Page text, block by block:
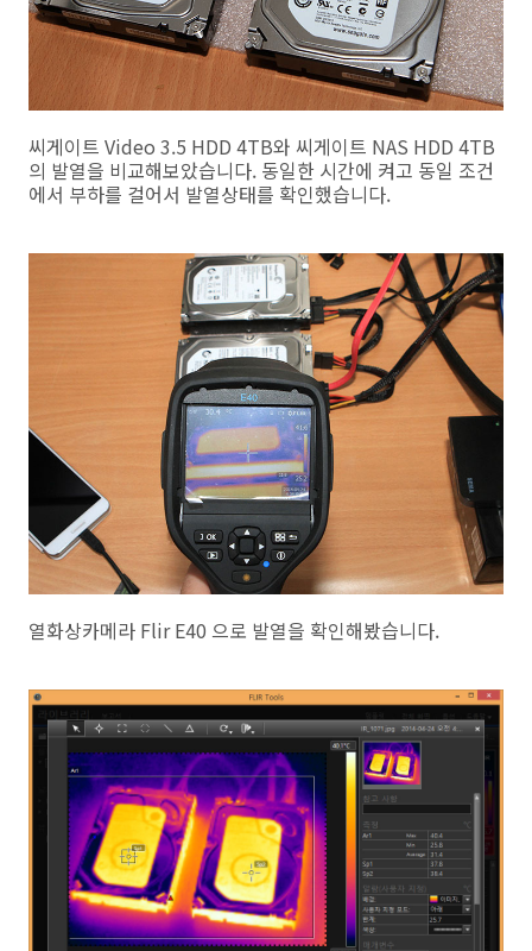
씨게이트 Video 3.5 HDD 4TB와 씨게이트 NAS HDD 4TB
의 발열을 비교해보았습니다. 동일한 시간에 켜고 동일 조건
에서 부하를 걸어서 발열상태를 확인했습니다.
열화상카메라 Flir E40 으로 발열을 확인해봤습니다.